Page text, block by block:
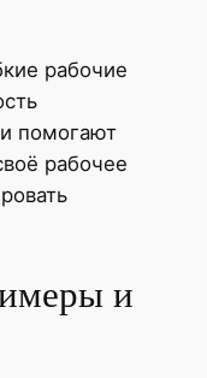
рабочие
помогают
рабочее
и